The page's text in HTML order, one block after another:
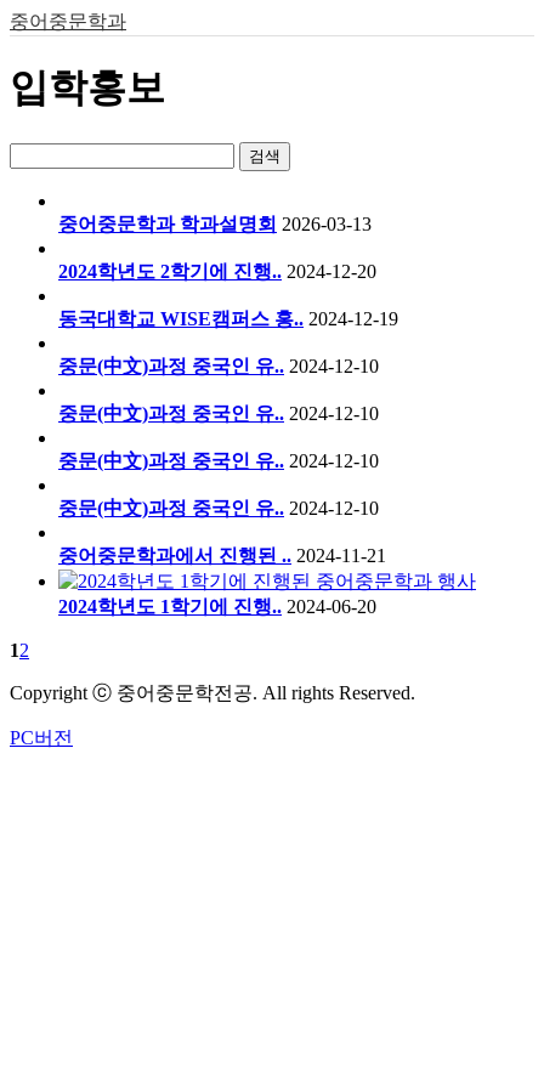
중어중문학과
입학홍보
검색
중어중문학과 학과설명회 2026-03-13
2024학년도 2학기에 진행.. 2024-12-20
동국대학교 WISE캠퍼스 홍.. 2024-12-19
중문(中文)과정 중국인 유.. 2024-12-10
중문(中文)과정 중국인 유.. 2024-12-10
중문(中文)과정 중국인 유.. 2024-12-10
중문(中文)과정 중국인 유.. 2024-12-10
중어중문학과에서 진행된 .. 2024-11-21
2024학년도 1학기에 진행.. 2024-06-20
12
Copyright ⓒ 중어중문학전공. All rights Reserved.
PC버전